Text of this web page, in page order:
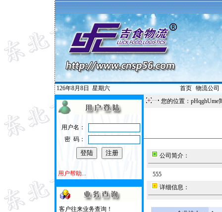
126年8月8日 星期六 首页| 物流公司
用户名：
密 码：
用户帮助...
客户往来业务查询！
您的位置：pHqghUme
公司简介：
555
详细信息：